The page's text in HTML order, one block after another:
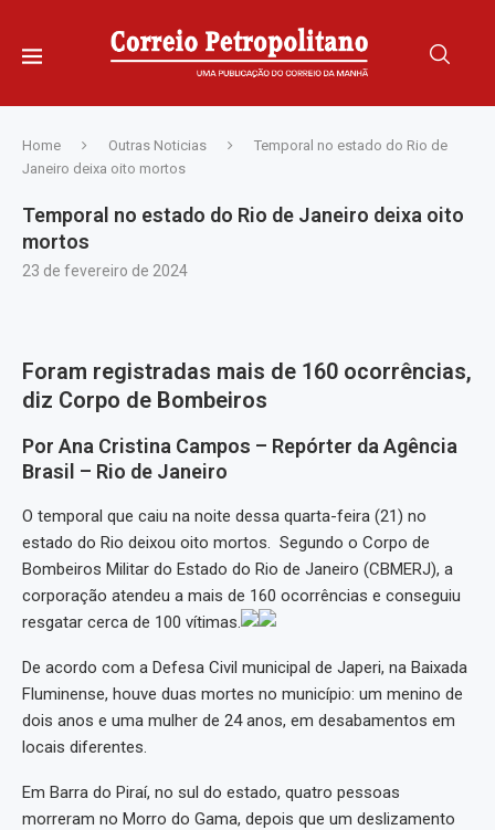
Home Outras Noticias
Temporal no estado do Rio de
Janeiro deixa oito mortos
Temporal no estado do Rio de Janeiro deixa oito
mortos
23 de fevereiro de 2024
Foram registradas mais de 160 ocorrências,
diz Corpo de Bombeiros
Por Ana Cristina Campos – Repórter da Agência
Brasil – Rio de Janeiro
O temporal que caiu na noite dessa quarta-feira (21) no
estado do Rio deixou oito mortos. Segundo o Corpo de
Bombeiros Militar do Estado do Rio de Janeiro (CBMERJ), a
corporação atendeu a mais de 160 ocorrências e conseguiu
resgatar cerca de 100 vítimas.
De acordo com a Defesa Civil municipal de Japeri, na Baixada
Fluminense, houve duas mortes no município: um menino de
dois anos e uma mulher de 24 anos, em desabamentos em
locais diferentes.
Em Barra do Piraí, no sul do estado, quatro pessoas
morreram no Morro do Gama, depois que um deslizamento